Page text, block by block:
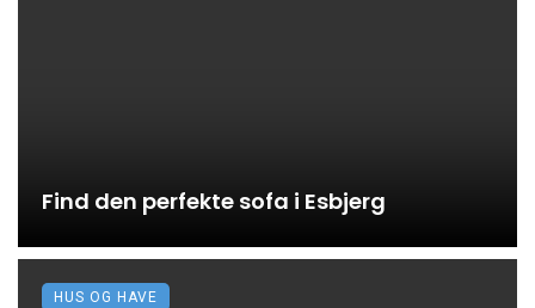
Find den perfekte sofa i Esbjerg
HUS OG HAVE